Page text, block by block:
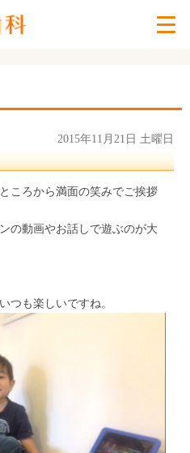
2015年11月21日 土曜日
ころから満面の笑みでご挨拶
の動画やお話しで遊ぶのが大
つも楽しいですね。